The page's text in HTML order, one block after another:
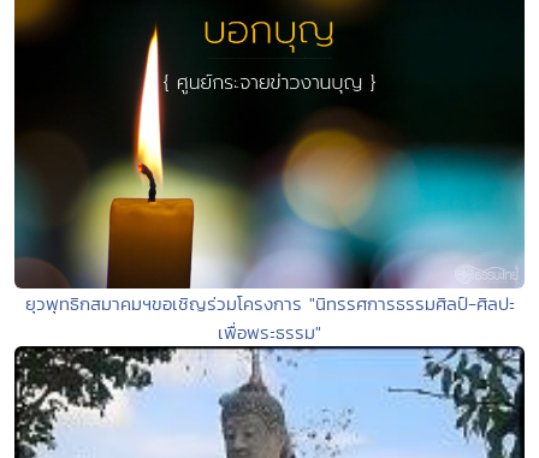
ยุวพุทธิกสมาคมฯขอเชิญร่วมโครงการ "นิทรรศการธรรมศิลป์-ศิลปะ
เพื่อพระธรรม"